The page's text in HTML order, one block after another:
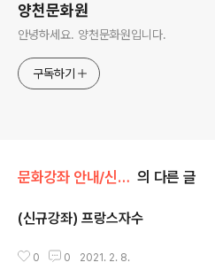
양천문화원
안녕하세요. 양천문화원입니다.
구독하기
문화강좌 안내/신규개설 강좌 안내 의 다른 글
(신규강좌) 프랑스자수
0 0 2021. 2. 8.